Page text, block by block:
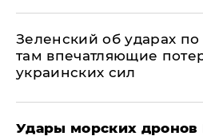
Зеленский об ударах
там впечатляющие
украинских сил
Удары морских